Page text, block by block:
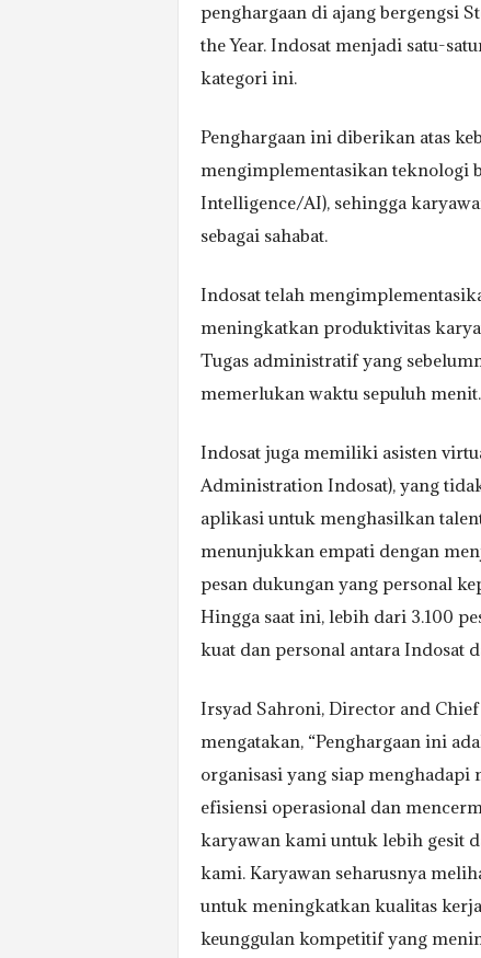
penghargaan di ajang bergengsi
the Year. Indosat menjadi satu-
kategori ini.
Penghargaan ini diberikan atas
mengimplementasikan teknologi
Intelligence/AI), sehingga
sebagai sahabat.
Indosat telah
meningkatkan produktivitas
Tugas administratif yang
memerlukan waktu sepuluh menit.
Indosat juga memiliki asisten
Administration Indosat), yang
aplikasi untuk menghasilkan
menunjukkan empati dengan
pesan dukungan yang personal
Hingga saat ini, lebih dari 3.100
kuat dan personal antara Indosat
Irsyad Sahroni, Director and
mengatakan, “Penghargaan ini
organisasi yang siap
efisiensi operasional dan
karyawan kami untuk lebih gesit
kami. Karyawan seharusnya
untuk meningkatkan kualitas
keunggulan kompetitif yang